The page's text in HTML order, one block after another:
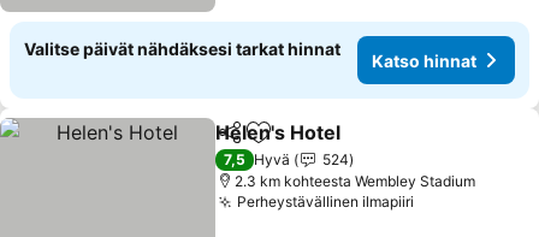
Valitse päivät nähdäksesi tarkat hinnat
Katso hinnat
Jaa Lisää suosikkeihin
Helen's Hotel
7,5 Hyvä
524
2.3 km kohteesta Wembley Stadium
Perheystävällinen ilmapiiri